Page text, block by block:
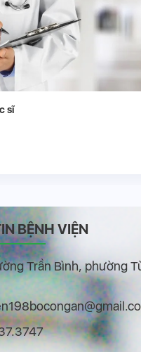
sĩ
BỆNH VIỆN
Trần Bình, phường